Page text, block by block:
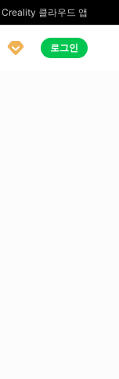
Creality 클라우드 앱
 로그인